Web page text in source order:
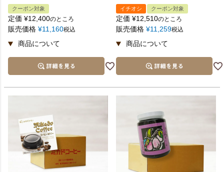
クーポン対象
定価 ¥12,400のところ
販売価格 ¥11,160税込
イチオシ クーポン対象
定価 ¥12,510のところ
販売価格 ¥11,259税込